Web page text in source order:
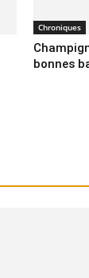
Chroniques
bonnes